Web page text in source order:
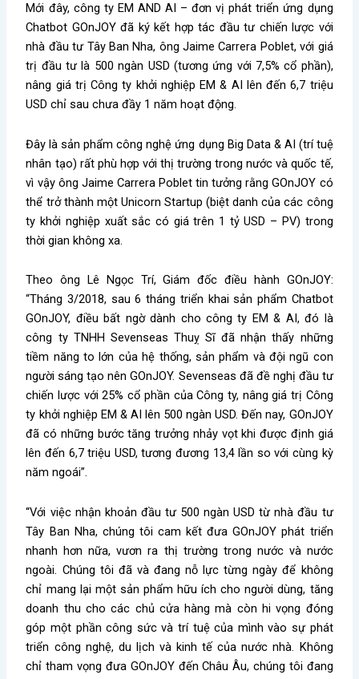
Mới đây, công ty EM AND AI – đơn vị phát triển ứng dụng
Chatbot GOnJOY đã ký kết hợp tác đầu tư chiến lược với
nhà đầu tư Tây Ban Nha, ông Jaime Carrera Poblet, với giá
trị đầu tư là 500 ngàn USD (tương ứng với 7,5% cổ phần),
nâng giá trị Công ty khởi nghiệp EM & AI lên đến 6,7 triệu
USD chỉ sau chưa đầy 1 năm hoạt động.
Đây là sản phẩm công nghệ ứng dụng Big Data & AI (trí tuệ
nhân tạo) rất phù hợp với thị trường trong nước và quốc tế,
vì vậy ông Jaime Carrera Poblet tin tưởng rằng GOnJOY có
thể trở thành một Unicorn Startup (biệt danh của các công
ty khởi nghiệp xuất sắc có giá trên 1 tỷ USD – PV) trong
thời gian không xa.
Theo ông Lê Ngọc Trí, Giám đốc điều hành GOnJOY:
“Tháng 3/2018, sau 6 tháng triển khai sản phẩm Chatbot
GOnJOY, điều bất ngờ dành cho công ty EM & AI, đó là
công ty TNHH Sevenseas Thuỵ Sĩ đã nhận thấy những
tiềm năng to lớn của hệ thống, sản phẩm và đội ngũ con
người sáng tạo nên GOnJOY. Sevenseas đã đề nghị đầu tư
chiến lược với 25% cổ phần của Công ty, nâng giá trị Công
ty khởi nghiệp EM & AI lên 500 ngàn USD. Đến nay, GOnJOY
đã có những bước tăng trưởng nhảy vọt khi được định giá
lên đến 6,7 triệu USD, tương đương 13,4 lần so với cùng kỳ
năm ngoái”.
“Với việc nhận khoản đầu tư 500 ngàn USD từ nhà đầu tư
Tây Ban Nha, chúng tôi cam kết đưa GOnJOY phát triển
nhanh hơn nữa, vươn ra thị trường trong nước và nước
ngoài. Chúng tôi đã và đang nỗ lực từng ngày để không
chỉ mang lại một sản phẩm hữu ích cho người dùng, tăng
doanh thu cho các chủ cửa hàng mà còn hi vọng đóng
góp một phần công sức và trí tuệ của mình vào sự phát
triển công nghệ, du lịch và kinh tế của nước nhà. Không
chỉ tham vọng đưa GOnJOY đến Châu Âu, chúng tôi đang